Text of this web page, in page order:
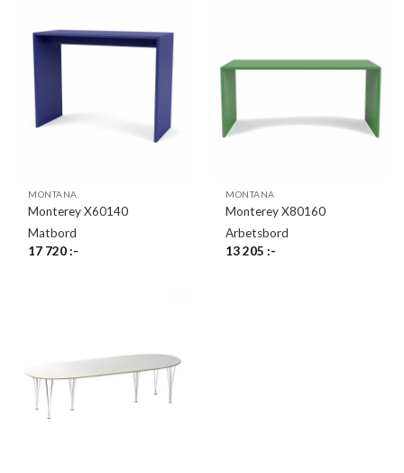
MONTANA
Monterey X60140
Matbord
17 720:-
MONTANA
Monterey X80160
Arbetsbord
13 205:-